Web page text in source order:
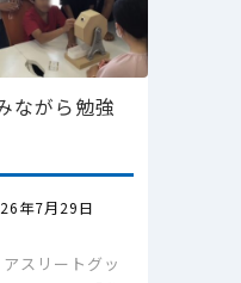
ながら勉強
年7月29日
アスリートグッ